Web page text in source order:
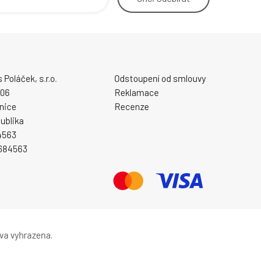
s.r.o.
Odstoupení od smlouvy
Reklamace
Recenze
vyhrazena.